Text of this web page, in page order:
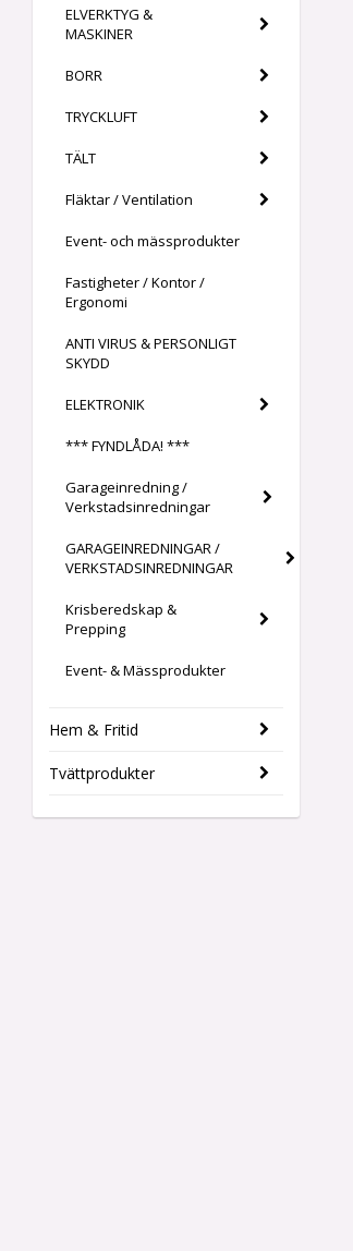
ELVERKTYG &
MASKINER
BORR
TRYCKLUFT
TÄLT
Fläktar / Ventilation
Event- och mässprodukter
Fastigheter / Kontor /
Ergonomi
ANTI VIRUS & PERSONLIGT
SKYDD
ELEKTRONIK
*** FYNDLÅDA! ***
Garageinredning /
Verkstadsinredningar
GARAGEINREDNINGAR /
VERKSTADSINREDNINGAR
Krisberedskap &
Prepping
Event- & Mässprodukter
Hem & Fritid
Tvättprodukter